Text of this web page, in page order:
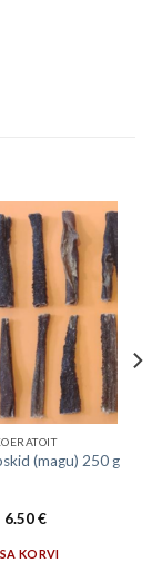
(magu) 250 g
6.50€
KORVI